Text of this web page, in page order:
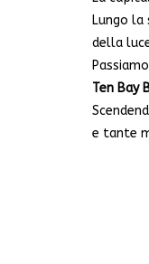
Lungo
della
Ten Bay
e tante